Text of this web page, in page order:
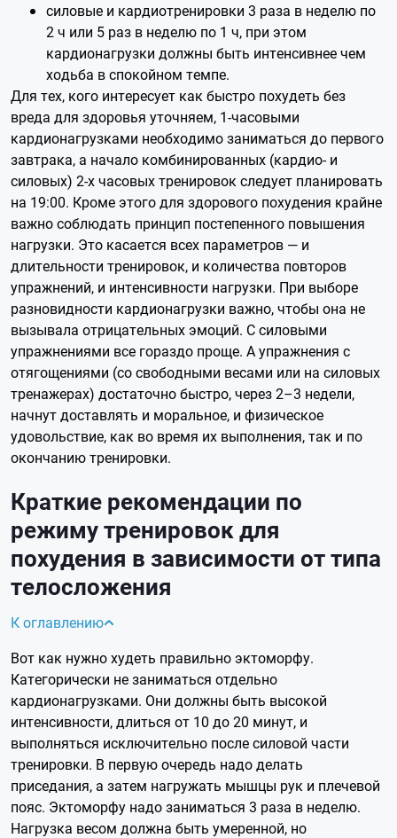
силовые и кардиотренировки 3 раза в неделю по
2 ч или 5 раз в неделю по 1 ч, при этом
кардионагрузки должны быть интенсивнее чем
ходьба в спокойном темпе.
Для тех, кого интересует как быстро похудеть без
вреда для здоровья уточняем, 1-часовыми
кардионагрузками необходимо заниматься до первого
завтрака, а начало комбинированных (кардио- и
силовых) 2-х часовых тренировок следует планировать
на 19:00. Кроме этого для здорового похудения крайне
важно соблюдать принцип постепенного повышения
нагрузки. Это касается всех параметров — и
длительности тренировок, и количества повторов
упражнений, и интенсивности нагрузки. При выборе
разновидности кардионагрузки важно, чтобы она не
вызывала отрицательных эмоций. С силовыми
упражнениями все гораздо проще. А упражнения с
отягощениями (со свободными весами или на силовых
тренажерах) достаточно быстро, через 2–3 недели,
начнут доставлять и моральное, и физическое
удовольствие, как во время их выполнения, так и по
окончанию тренировки.
Краткие рекомендации по
режиму тренировок для
похудения в зависимости от типа
телосложения
К оглавлению
Вот как нужно худеть правильно эктоморфу.
Категорически не заниматься отдельно
кардионагрузками. Они должны быть высокой
интенсивности, длиться от 10 до 20 минут, и
выполняться исключительно после силовой части
тренировки. В первую очередь надо делать
приседания, а затем нагружать мышцы рук и плечевой
пояс. Эктоморфу надо заниматься 3 раза в неделю.
Нагрузка весом должна быть умеренной, но